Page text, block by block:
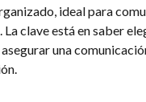
ideal para
La clave está en saber
una